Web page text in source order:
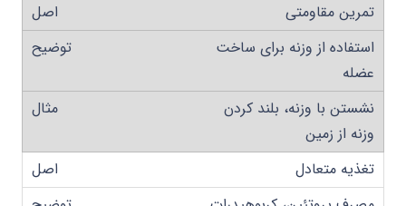
تمرین مقاومتی
استفاده از وزنه برای ساخت
عضله
نشستن با وزنه، بلند کردن
وزنه از زمین
تغذیه متعادل